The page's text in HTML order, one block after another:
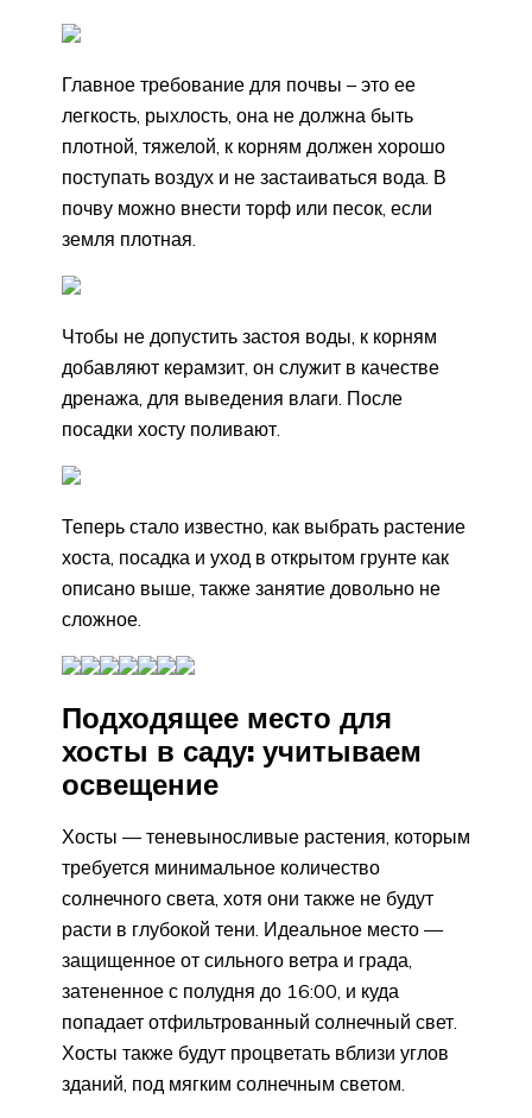
Главное требование для почвы – это ее
легкость, рыхлость, она не должна быть
плотной, тяжелой, к корням должен хорошо
поступать воздух и не застаиваться вода. В
почву можно внести торф или песок, если
земля плотная.
Чтобы не допустить застоя воды, к корням
добавляют керамзит, он служит в качестве
дренажа, для выведения влаги. После
посадки хосту поливают.
Теперь стало известно, как выбрать растение
хоста, посадка и уход в открытом грунте как
описано выше, также занятие довольно не
сложное.
Подходящее место для
хосты в саду: учитываем
освещение
Хосты — теневыносливые растения, которым
требуется минимальное количество
солнечного света, хотя они также не будут
расти в глубокой тени. Идеальное место —
защищенное от сильного ветра и града,
затененное с полудня до 16:00, и куда
попадает отфильтрованный солнечный свет.
Хосты также будут процветать вблизи углов
зданий, под мягким солнечным светом.